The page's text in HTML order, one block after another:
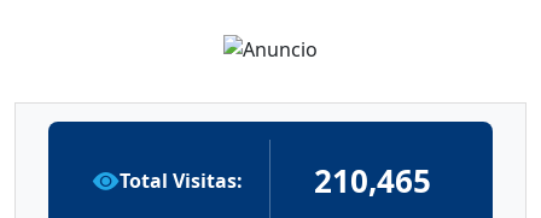
Total Visitas: 210,465